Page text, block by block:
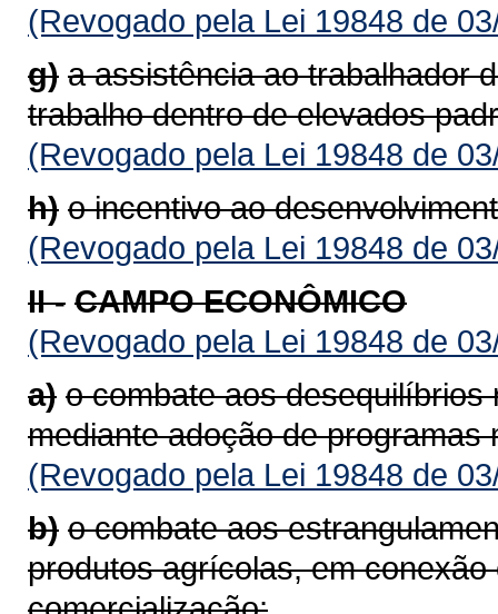
(Revogado pela Lei 19848 de
g) a assistência ao trabalhador
trabalho dentro de elevados
(Revogado pela Lei 19848 de
h) o incentivo ao
(Revogado pela Lei 19848 de
II - CAMPO ECONÔMICO
(Revogado pela Lei 19848 de
a) o combate aos
mediante adoção de
(Revogado pela Lei 19848 de
b) o combate aos
produtos agrícolas, em